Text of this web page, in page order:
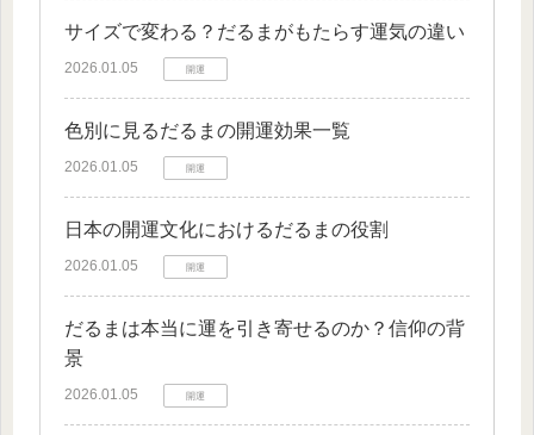
サイズで変わる？だるまがもたらす運気の違い
2026.01.05 開運
色別に見るだるまの開運効果一覧
2026.01.05 開運
日本の開運文化におけるだるまの役割
2026.01.05 開運
だるまは本当に運を引き寄せるのか？信仰の背
景
2026.01.05 開運